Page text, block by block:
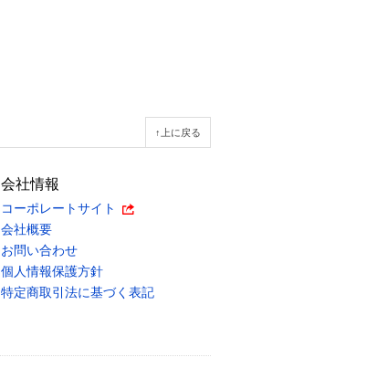
↑上に戻る
会社情報
コーポレートサイト
会社概要
お問い合わせ
個人情報保護方針
特定商取引法に基づく表記